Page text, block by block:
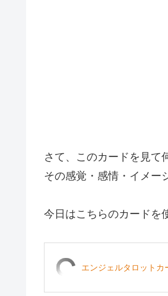
さて、このカードを見て
その感覚・感情・イメー
今日はこちらのカードを
エンジェルタロット